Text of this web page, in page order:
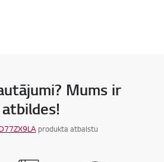
Mums ir
atbildes!
produkta atbalstu